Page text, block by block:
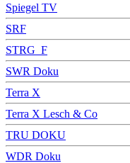
Spiegel TV
SRF
STRG_F
SWR Doku
Terra X
Terra X Lesch & Co
TRU DOKU
WDR Doku